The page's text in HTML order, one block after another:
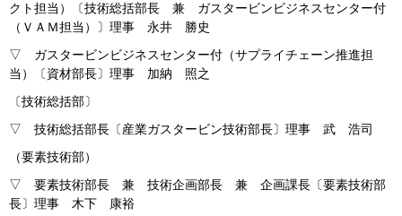
クト担当）〔技術総括部長 兼 ガスタービンビジネスセンター付
（ＶＡＭ担当）〕理事 永井 勝史
▽ ガスタービンビジネスセンター付（サプライチェーン推進担
当）〔資材部長〕理事 加納 照之
〔技術総括部〕
▽ 技術総括部長〔産業ガスタービン技術部長〕理事 武 浩司
（要素技術部）
▽ 要素技術部長 兼 技術企画部長 兼 企画課長〔要素技術部
長〕理事 木下 康裕